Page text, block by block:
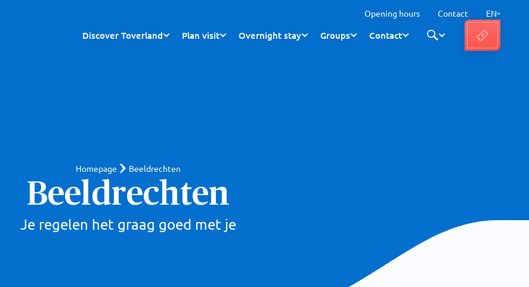
Opening hours Contact EN
Discover Toverland Plan visit Overnight stay Groups Contact
Homepage Beeldrechten
Beeldrechten
Je regelen het graag goed met je